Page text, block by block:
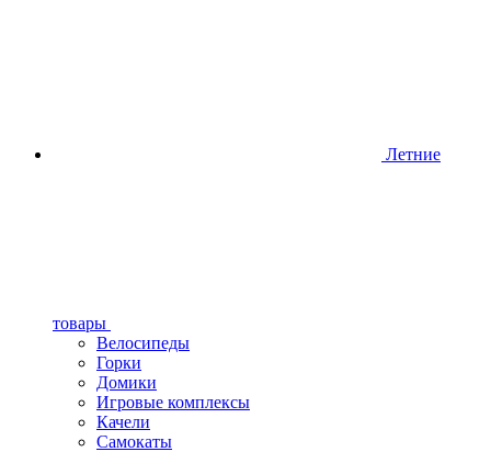
Летние
товары
Велосипеды
Горки
Домики
Игровые комплексы
Качели
Самокаты